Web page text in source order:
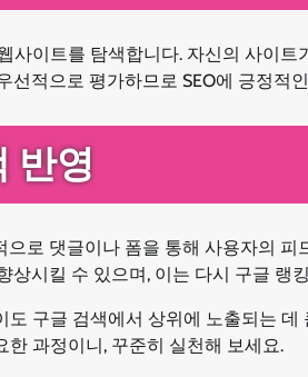
사이트를 탐색합니다. 자신의 사이
선적으로 평가하므로 SEO에 긍정적
반영
로 댓글이나 폼을 통해 사용자의
상시킬 수 있으며, 이는 다시 구글 랭
구글 검색에서 상위에 노출되는
과정이니, 꾸준히 실천해 보세요.